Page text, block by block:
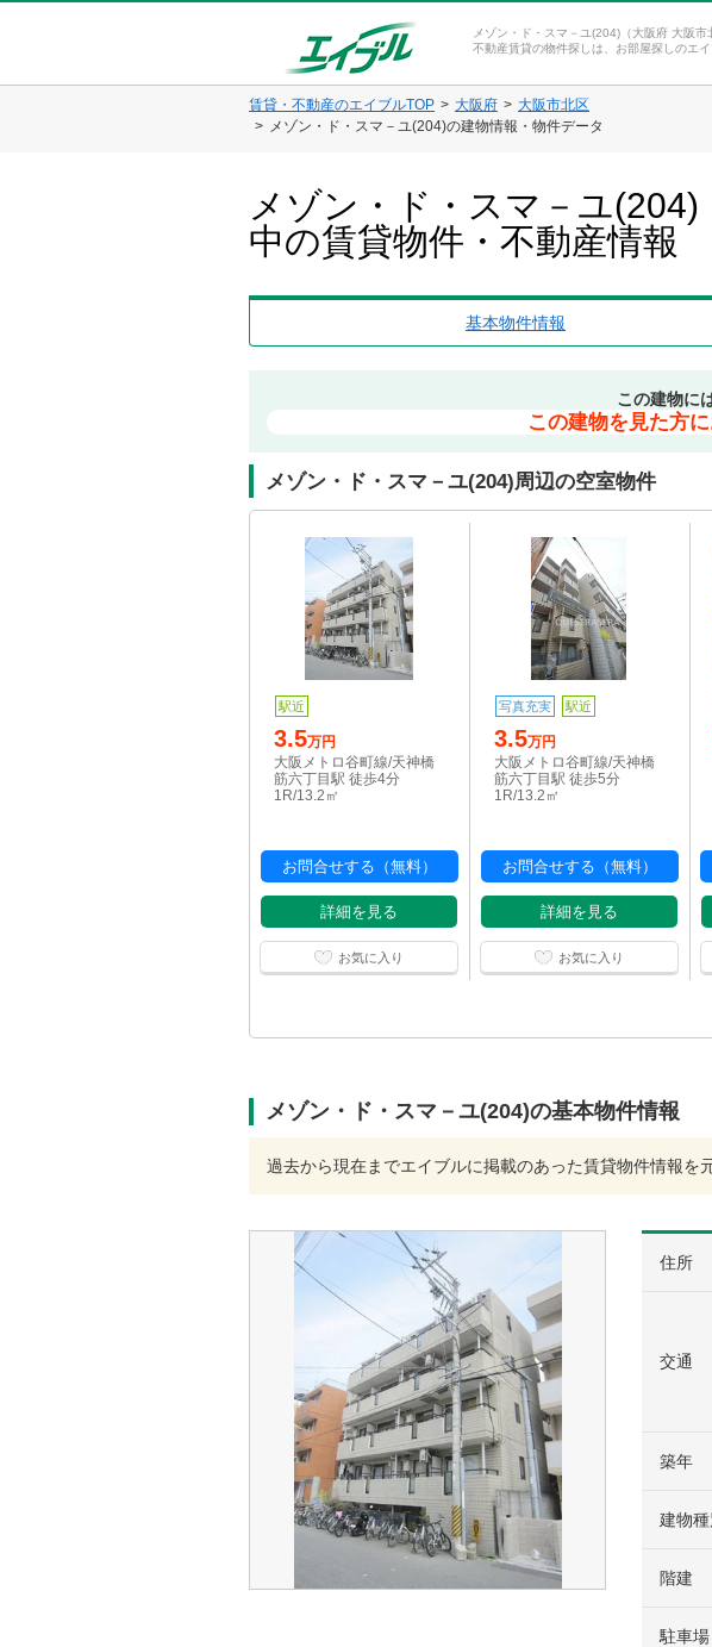
メゾン・ド・スマ－ユ(204)（大阪府 大阪市
不動産賃貸の物件探しは、お部屋探しのエ
賃貸・不動産のエイブルTOP 大阪府
大阪市北区
メゾン・ド・スマ－ユ(204)の建物情報・物件データ
メゾン・ド・スマ－ユ
中の賃貸物件・不動産情報
基本物件情報
この建物に
この建物を見た方
メゾン・ド・スマ－ユ(204)周辺の空室物件
駅近
3.5万円
大阪メトロ谷町線/天神橋
筋六丁目駅 徒歩4分
1R/13.2㎡
お問合せする（無料）
詳細を見る
お気に入り
写真充実 駅近
3.5万円
大阪メトロ谷町線/天神橋
筋六丁目駅 徒歩5分
1R/13.2㎡
お問合せする（無料）
詳細を見る
お気に入り
メゾン・ド・スマ－ユ(204)の基本物件情報
過去から現在までエイブルに掲載のあった賃貸物件情報を
住所
交通
築年
建物
階建
駐車場